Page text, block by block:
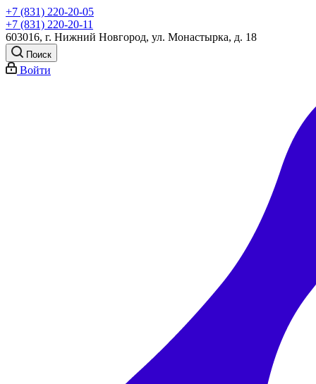
+7 (831) 220-20-05
+7 (831) 220-20-11
603016, г. Нижний Новгород, ул. Монастырка, д. 18
Поиск
Войти